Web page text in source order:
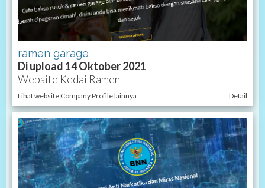
ramen garage
Di upload 14 Oktober 2021
Website Kedai Ramen
Lihat website Company Profile lainnya Detail